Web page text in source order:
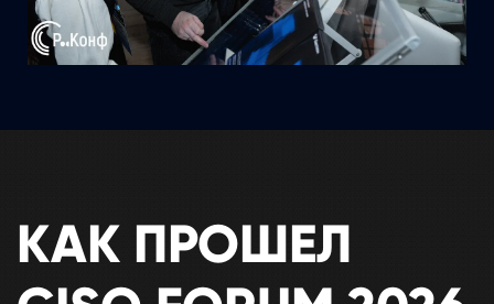
КАК ПРОШЕЛ